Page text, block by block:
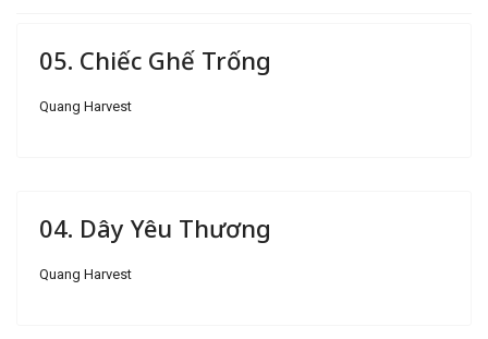
05. Chiếc Ghế Trống
Quang Harvest
04. Dây Yêu Thương
Quang Harvest